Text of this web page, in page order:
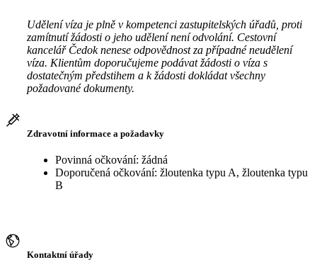
Udělení víza je plně v kompetenci zastupitelských úřadů, proti
zamítnutí žádosti o jeho udělení není odvolání. Cestovní
kancelář Čedok nenese odpovědnost za případné neudělení
víza. Klientům doporučujeme podávat žádosti o víza s
dostatečným předstihem a k žádosti dokládat všechny
požadované dokumenty.
Zdravotní informace a požadavky
Povinná očkování: žádná
Doporučená očkování: žloutenka typu A, žloutenka typu
B
Kontaktní úřady